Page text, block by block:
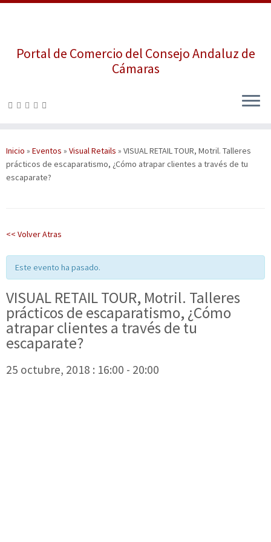
Portal de Comercio del Consejo Andaluz de
Cámaras
Inicio » Eventos » Visual Retails » VISUAL RETAIL TOUR, Motril. Talleres
prácticos de escaparatismo, ¿Cómo atrapar clientes a través de tu
escaparate?
<< Volver Atras
Este evento ha pasado.
VISUAL RETAIL TOUR, Motril. Talleres
prácticos de escaparatismo, ¿Cómo
atrapar clientes a través de tu
escaparate?
25 octubre, 2018 : 16:00 - 20:00